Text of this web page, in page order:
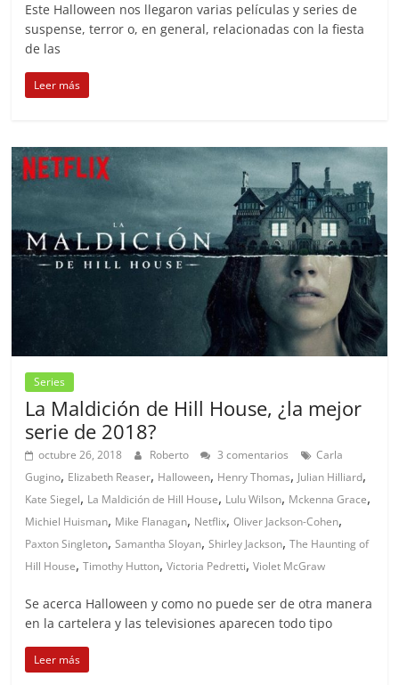
Este Halloween nos llegaron varias películas y series de
suspense, terror o, en general, relacionadas con la fiesta
de las
Leer más
Series
La Maldición de Hill House, ¿la mejor
serie de 2018?
octubre 26, 2018 Roberto 3 comentarios
Carla
Gugino, Elizabeth Reaser, Halloween, Henry Thomas, Julian Hilliard,
Kate Siegel, La Maldición de Hill House, Lulu Wilson, Mckenna Grace,
Michiel Huisman, Mike Flanagan, Netflix,Oliver Jackson-Cohen,
Paxton Singleton,Samantha Sloyan,Shirley Jackson,The Haunting of
Hill House,Timothy Hutton,Victoria Pedretti,Violet McGraw
Se acerca Halloween y como no puede ser de otra manera
en la cartelera y las televisiones aparecen todo tipo
Leer más